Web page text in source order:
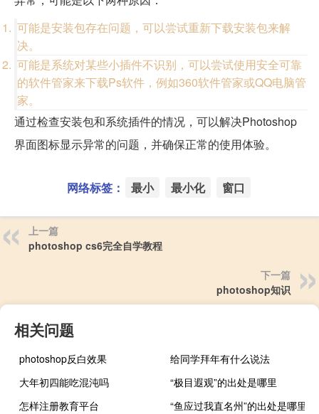
可能是安装包存在问题，可以尝试重新下载安装包来解
决。
可能是系统对某些小插件不识别，可以尝试使用安全可靠
的软件管家来下载Ps软件，例如360软件管家或QQ电脑管
家。
通过检查安装包和系统插件的情况，可以解决Photoshop
界面图标显示异常的问题，并确保正常的使用体验。
网络标签： 最小 最小化 窗口
上一篇
photoshop cs6完全自学教程
下一篇
photoshop知识
相关问题
photoshop反白效果
给同学拜年有什么说法
大年初四能吃混沌吗
“极目遐观”的出处是哪里
怎样注册教育平台
“鱼应过我直名州”的出处是哪里